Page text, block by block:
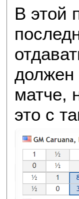
В этой
должен
матче,
это с